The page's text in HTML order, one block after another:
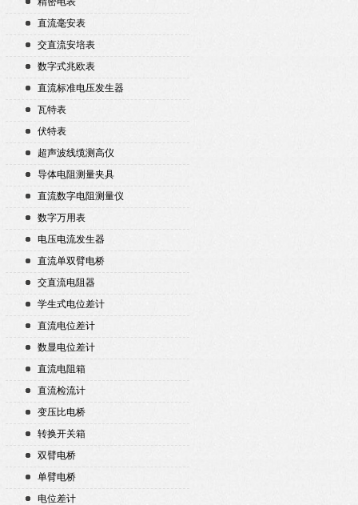
直流毫安表
交直流安培表
数字式兆欧表
直流标准电压发生器
瓦特表
伏特表
超声波线缆测高仪
导体电阻测量夹具
直流数字电阻测量仪
数字万用表
电压电流发生器
直流单双臂电桥
交直流电阻器
学生式电位差计
直流电位差计
数显电位差计
直流电阻箱
直流检流计
变压比电桥
转换开关箱
双臂电桥
单臂电桥
电位差计